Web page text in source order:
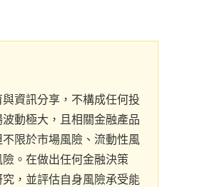
資訊分享，不構成任何投
動極大，且相關金融產品
限於市場風險、流動性風
。在做出任何金融決策
，並評估自身風險承受能